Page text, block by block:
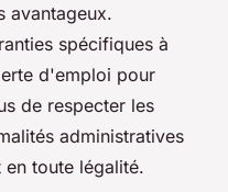
avantageux.
spécifiques à
d'emploi pour
de respecter les
administratives
toute légalité.